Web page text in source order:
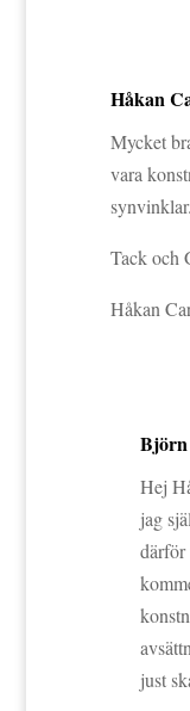
Håkan
Mycket
vara
synvinklar.
Tack och
Håkan
Hej
jag
därför
just